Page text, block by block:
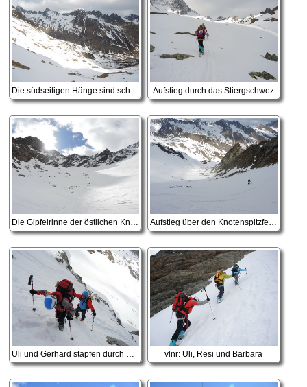
Aufstieg durch das Stiergschwez
vlnr: Uli, Resi und Barbara